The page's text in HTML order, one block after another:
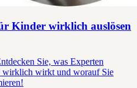
Kinder wirklich auslösen
Sie, was Experten
wirkt und worauf Sie